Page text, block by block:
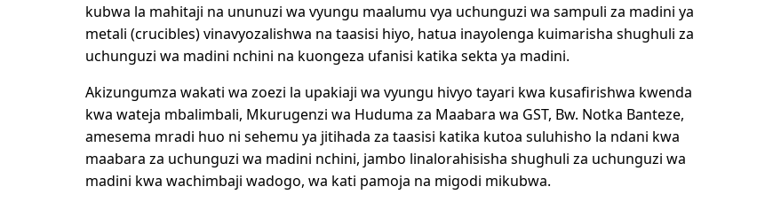
kubwa la mahitaji na ununuzi wa vyungu maalumu vya uchunguzi wa sampuli za madini ya
metali (crucibles) vinavyozalishwa na taasisi hiyo, hatua inayolenga kuimarisha shughuli za
uchunguzi wa madini nchini na kuongeza ufanisi katika sekta ya madini.
Akizungumza wakati wa zoezi la upakiaji wa vyungu hivyo tayari kwa kusafirishwa kwenda
kwa wateja mbalimbali, Mkurugenzi wa Huduma za Maabara wa GST, Bw. Notka Banteze,
amesema mradi huo ni sehemu ya jitihada za taasisi katika kutoa suluhisho la ndani kwa
maabara za uchunguzi wa madini nchini, jambo linalorahisisha shughuli za uchunguzi wa
madini kwa wachimbaji wadogo, wa kati pamoja na migodi mikubwa.